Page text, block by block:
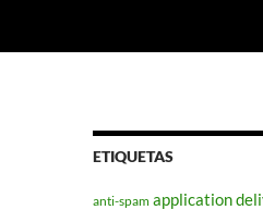
ETIQUETAS
anti-spam application